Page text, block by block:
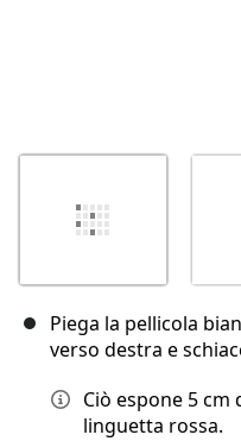
Piega la pellicola
verso destra e
Ciò espone 5
linguetta rossa.